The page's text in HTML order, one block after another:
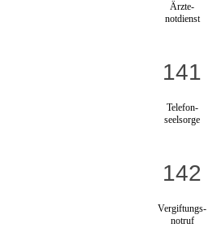
Ärzte-
notdienst
141
Telefon-
seelsorge
142
Vergiftungs-
notruf